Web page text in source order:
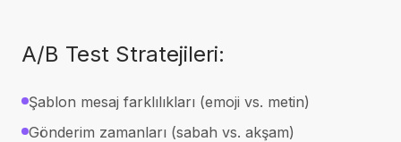
A/B Test Stratejileri:
Şablon mesaj farklılıkları (emoji vs. metin)
Gönderim zamanları (sabah vs. akşam)